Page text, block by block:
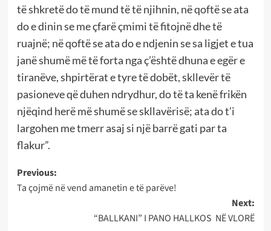
të shkretë do të mund të të njihnin, në qoftë se ata
do e dinin se me çfarë çmimi të fitojnë dhe të
ruajnë; në qoftë se ata do e ndjenin se sa ligjet e tua
janë shumë më të forta nga ç’është dhuna e egër e
tiranëve, shpirtërat e tyre të dobët, skllevër të
pasioneve që duhen ndrydhur, do të ta kenë frikën
njëqind herë më shumë se skllavërisë; ata do t’i
largohen me tmerr asaj si një barrë gati par ta
flakur”.
Post
navigation
Previous:
Ta çojmë në vend amanetin e të parëve!
Next:
“BALLKANI” I PANO HALLKOS NË VLORË